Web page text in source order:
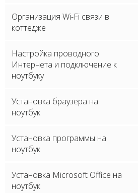
Организация Wi-Fi связи в
коттедже
Настройка проводного
Интернета и подключение к
ноутбуку
Установка браузера на
ноутбук
Установка программы на
ноутбук
Установка Microsoft Office на
ноутбук